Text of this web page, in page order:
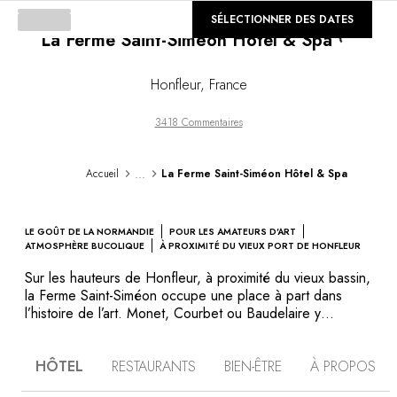
GALERIE
La Ferme Saint-Siméon Hôtel & Spa
Loading...
Honfleur, France
3418 Commentaires
Accueil ... La Ferme Saint-Siméon Hôtel & Spa
LE GOÛT DE LA NORMANDIE
POUR LES AMATEURS D'ART
ATMOSPHÈRE BUCOLIQUE
À PROXIMITÉ DU VIEUX PORT DE HONFLEUR
Sur les hauteurs de Honfleur, à proximité du vieux bassin,
la Ferme Saint-Siméon occupe une place à part dans
l’histoire de l’art. Monet, Courbet ou Baudelaire y
cette adresse emblématique est le refuge favori des
SÉLECTIONNER DES DATES
HÔTEL RESTAURANTS BIEN-ÊTRE À PROPOS